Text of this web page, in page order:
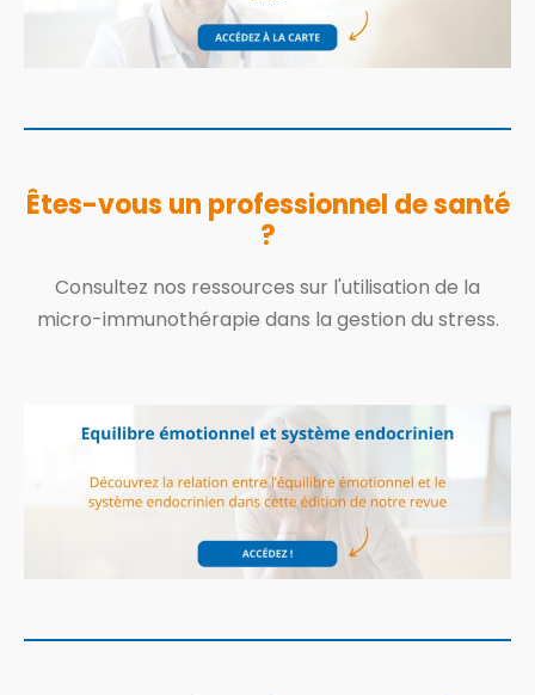
Êtes-vous un professionnel de santé
?
Consultez nos ressources sur l'utilisation de la
micro-immunothérapie dans la gestion du stress.